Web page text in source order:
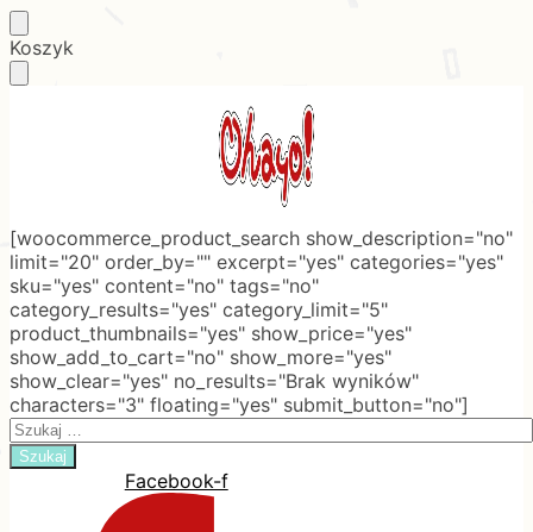
Skip
to
Skip
to
Koszyk
[woocommerce_product_search show_description="no"
limit="20" order_by="" excerpt="yes" categories="yes"
sku="yes" content="no" tags="no"
category_results="yes" category_limit="5"
product_thumbnails="yes" show_price="yes"
show_add_to_cart="no" show_more="yes"
show_clear="yes" no_results="Brak wyników"
characters="3" floating="yes" submit_button="no"]
Search
for:
Facebook-f